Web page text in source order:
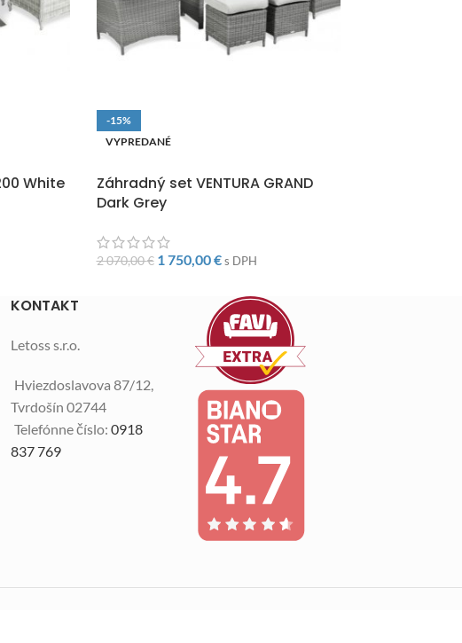
White
-15%
VYPREDANÉ
Záhradný set VENTURA GRAND
Dark Grey
2 070,00€ 1 750,00€ s DPH
KONTAKT
Letoss s.r.o.
Hviezdoslavova 87/12,
Tvrdošín 02744
Telefónne číslo: 0918
837 769